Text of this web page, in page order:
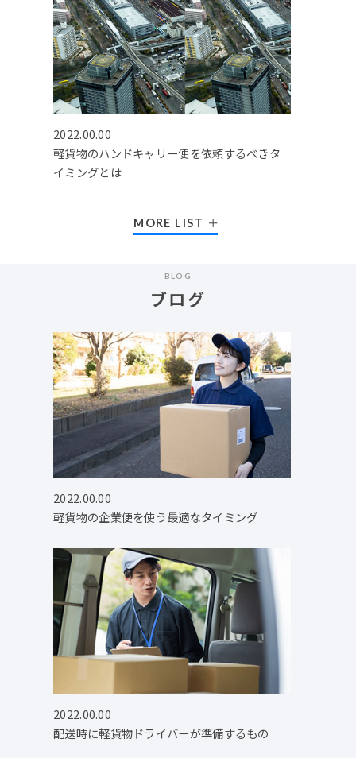
2022.00.00
軽貨物のハンドキャリー便を依頼するべきタ
イミングとは
MORE LIST
BLOG
ブログ
2022.00.00
軽貨物の企業便を使う最適なタイミング
2022.00.00
配送時に軽貨物ドライバーが準備するもの